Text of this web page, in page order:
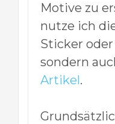
Motive zu
nutze ich
Sticker
sondern
Artikel.